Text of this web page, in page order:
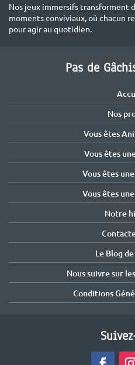
Nos jeux immersifs transforment
moments conviviaux, où chacun
pour agir au quotidien.
Pas de
Nos
Vous êtes
Vous êtes
Vous êtes
Vous êtes
Notre
Le Blog
Nous suivre sur
Conditions